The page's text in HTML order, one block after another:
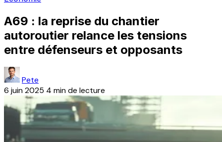
A69 : la reprise du chantier
autoroutier relance les tensions
entre défenseurs et opposants
Pete
6 juin 2025 4 min de lecture